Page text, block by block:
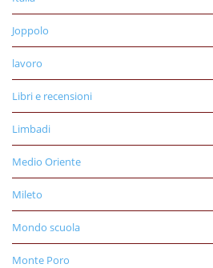
Joppolo
lavoro
Libri e recensioni
Limbadi
Medio Oriente
Mileto
Mondo scuola
Monte Poro